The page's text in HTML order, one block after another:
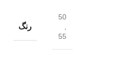
50
55
رنگ